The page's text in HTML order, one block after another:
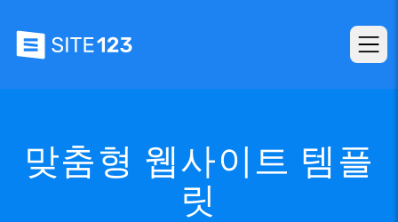
맞춤형 웹사이트 템플
릿